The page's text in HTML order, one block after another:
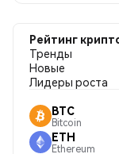
Рейтинг
Тренды
Новые
Лидеры роста
BTC
Bitcoin
ETH
Ethereum